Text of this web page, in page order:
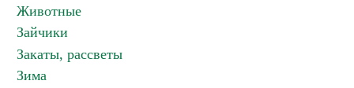
Животные
Зайчики
Закаты, рассветы
Зима